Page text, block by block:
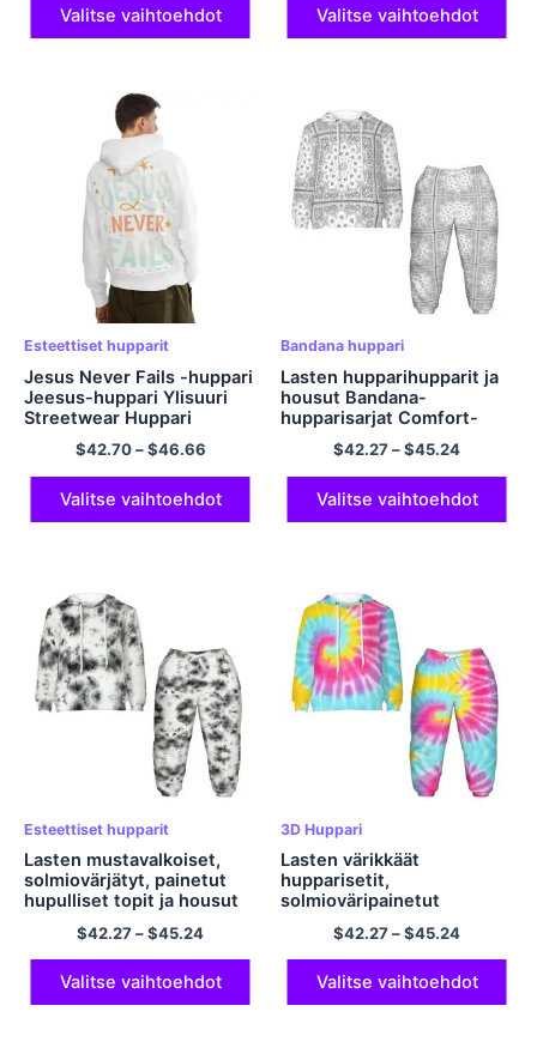
Esteettinen huppari
Jeesus-huppari, jossa on
Valitse vaihtoehdot
ja tyylinen monivärinen
Valitse vaihtoehdot
Esteettiset hupparit
Jesus Never Fails -huppari
Jeesus-huppari Ylisuuri
Streetwear Huppari
Casual-huppari EU-
kokoinen polyesteri-
mukavat hupparit miehille
ja naisille
$42.70–$46.66
Valitse vaihtoehdot
Bandana huppari
Lasten hupparihupparit ja
housut Bandana-
hupparisarjat Comfort-
polyesterihupparisarjat
tytöille ja pojille
$42.27–$45.24
Valitse vaihtoehdot
Esteettiset hupparit
Lasten mustavalkoiset,
solmiovärjätyt, painetut
hupulliset topit ja housut
Comfort-
polyesterihupparisarjat
tytöille ja pojille
$42.27–$45.24
Valitse vaihtoehdot
3D Huppari
Lasten värikkäät
hupparisetit,
solmioväripainetut
hupulliset topit ja housut
Polyesterihupparisarjat
$42.27–$45.24
Valitse vaihtoehdot